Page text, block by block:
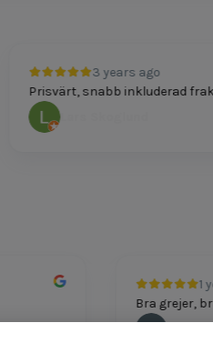
3 years ago
Prisvärt, snabb inkluderad frakt.
Lars Skoglund
Bra